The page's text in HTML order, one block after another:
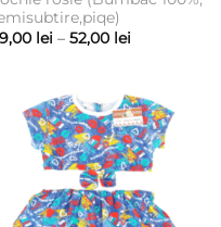
lei – 52,00 leiInterval
până
la
52,00 lei